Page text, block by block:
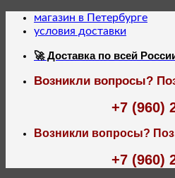
Skip
магазин в Петербурге
условия доставки
🚀 Доставка по всей
Возникли вопросы?
+7 (960)
Возникли вопросы?
+7 (960)